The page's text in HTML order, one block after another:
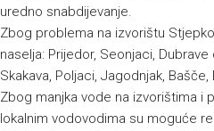
uredno snabdijevanje.
Zbog problema na izvorištu
naselja: Prijedor, Seonjaci,
Skakava, Poljaci, Jagodnjak, Bašče,
Zbog manjka vode na izvorištima i
lokalnim vodovodima su moguće